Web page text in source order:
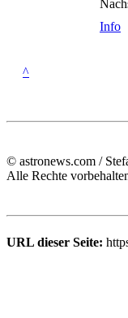
Info
^
© astronews.com /
Alle Rechte
URL dieser Seite: